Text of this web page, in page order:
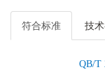
符合标准 技
QB/T